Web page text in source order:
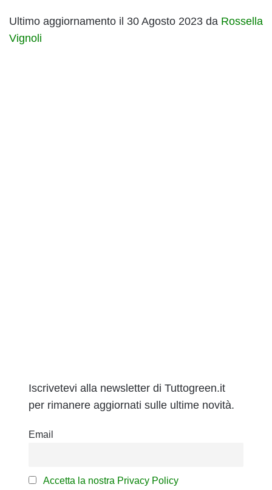
Ultimo aggiornamento il 30 Agosto 2023 da Rossella
Vignoli
Iscrivetevi alla newsletter di Tuttogreen.it
per rimanere aggiornati sulle ultime novità.
Email
Accetta la nostra Privacy Policy